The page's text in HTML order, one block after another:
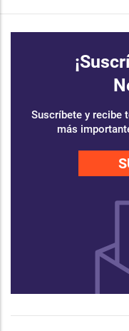
Suscríbete y recibe
más